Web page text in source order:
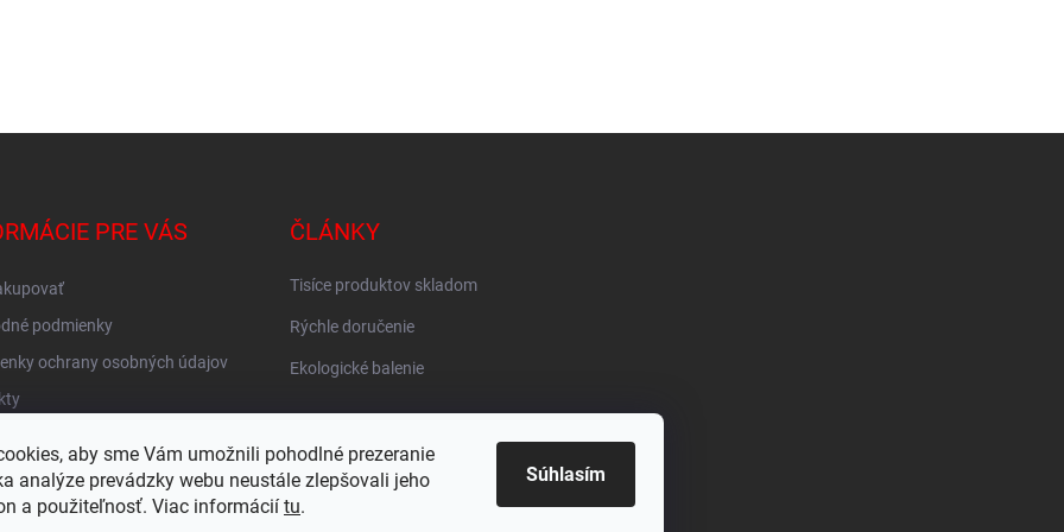
aby sme Vám umožnili pohodlné prezeranie
analýze prevádzky webu neustále zlepšovali jeho
a použiteľnosť. Viac informácií tu.
Súhlasím
PRE VÁS
podmienky
ochrany osobných údajov
ČLÁNKY
Tisíce produktov skladom
Rýchle doručenie
Ekologické balenie